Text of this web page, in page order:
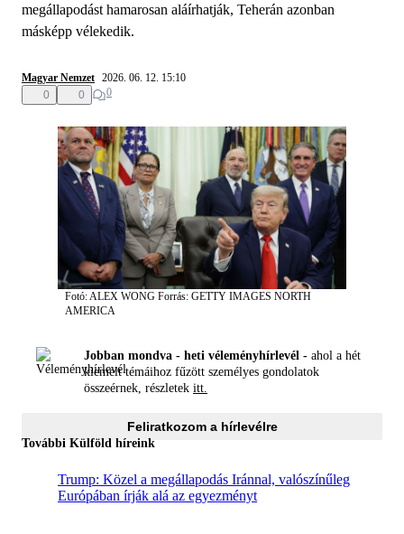
megállapodást hamarosan aláírhatják, Teherán azonban
másképp vélekedik.
Magyar Nemzet 2026. 06. 12. 15:10
0
0 0
Fotó: ALEX WONG Forrás: GETTY IMAGES NORTH
AMERICA
Jobban mondva - heti véleményhírlevél - ahol a hét
kiemelt témáihoz fűzött személyes gondolatok
összeérnek, részletek itt.
Feliratkozom a hírlevélre
További Külföld híreink
Trump: Közel a megállapodás Iránnal, valószínűleg
Európában írják alá az egyezményt